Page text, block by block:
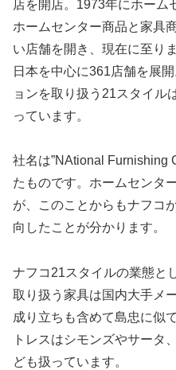
店を開店。1973年にホーム
ホームセンター商品と家具
い店舗を開き、現在に至り
日本を中心に361店舗を展
ョンを取り扱う21スタイル
っています。
社名は”NAtional Furnishing
たものです。ホームセンタ
が、このことからもナフコ
向したことが分かります。
ナフコ21スタイルの業態と
取り扱う家具は国内大手メ
成り立ちも含めて島忠に似
トレスはシモンズやサータ
ども扱っています。